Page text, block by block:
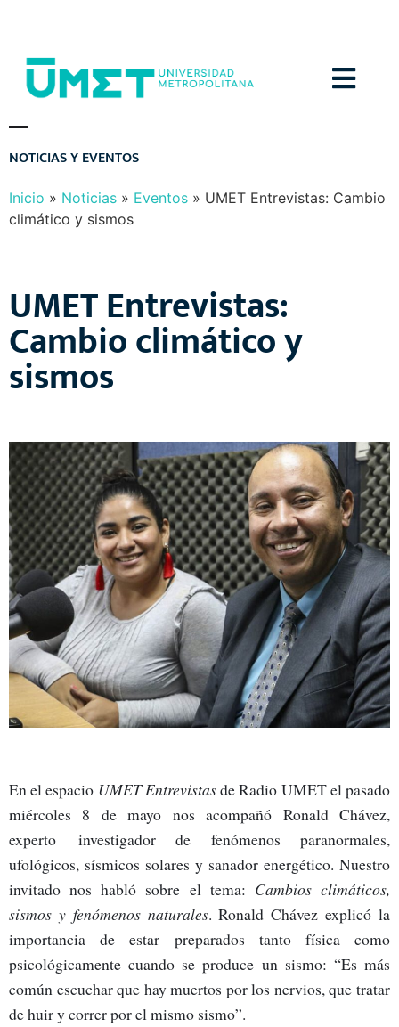
NOTICIASYEVENTOS
Inicio » Noticias » Eventos » UMET Entrevistas: Cambio
climático y sismos
UMET Entrevistas:
Cambio climático y
sismos
En el espacio UMET Entrevistasde Radio UMET el pasado
miércoles 8 de mayo nos acompañó Ronald Chávez,
experto investigador de fenómenos paranormales,
ufológicos, sísmicos solares y sanador energético. Nuestro
invitado nos habló sobre el tema: Cambios climáticos,
sismos y fenómenos naturales. Ronald Chávez explicó la
importancia de estar preparados tanto física como
psicológicamente cuando se produce un sismo: “Es más
común escuchar que hay muertos por los nervios, que tratar
de huir y correr por el mismo sismo”.